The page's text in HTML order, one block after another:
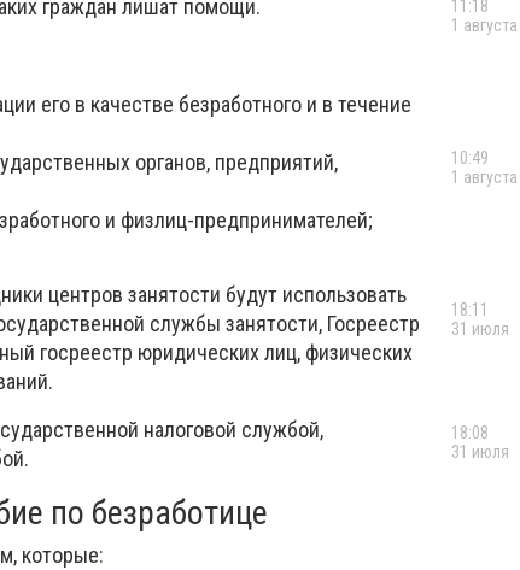
граждан лишат помощи.
его в качестве безработного и в течение
органов, предприятий,
и физлиц-предпринимателей;
центров занятости будут использовать
службы занятости, Госреестр
госреестр юридических лиц, физических
налоговой службой,
по безработице
которые:
11:18
1 августа
10:49
1 августа
18:11
31 июля
18:08
31 июля